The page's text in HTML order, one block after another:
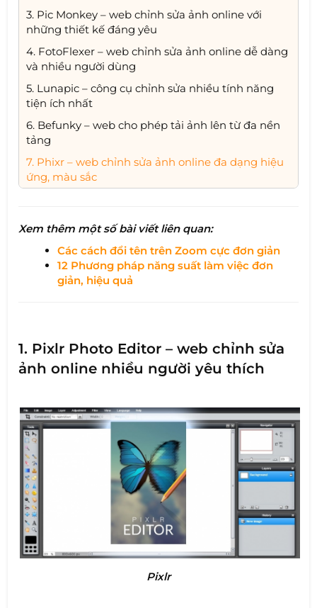
3. Pic Monkey – web chỉnh sửa ảnh online với
những thiết kế đáng yêu
4. FotoFlexer – web chỉnh sửa ảnh online dễ dàng
và nhiều người dùng
5. Lunapic – công cụ chỉnh sửa nhiều tính năng
tiện ích nhất
6. Befunky – web cho phép tải ảnh lên từ đa nền
tảng
7. Phixr – web chỉnh sửa ảnh online đa dạng hiệu
ứng, màu sắc
Xem thêm một số bài viết liên quan:
Các cách đổi tên trên Zoom cực đơn giản
12 Phương pháp năng suất làm việc đơn
giản, hiệu quả
1. Pixlr Photo Editor – web chỉnh sửa
ảnh online nhiều người yêu thích
Pixlr